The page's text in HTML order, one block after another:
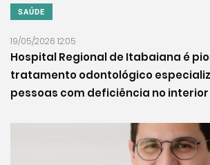
SAÚDE
19/05/2026 12:05
Hospital Regional de Itabaiana é
tratamento odontológico
pessoas com deficiência no